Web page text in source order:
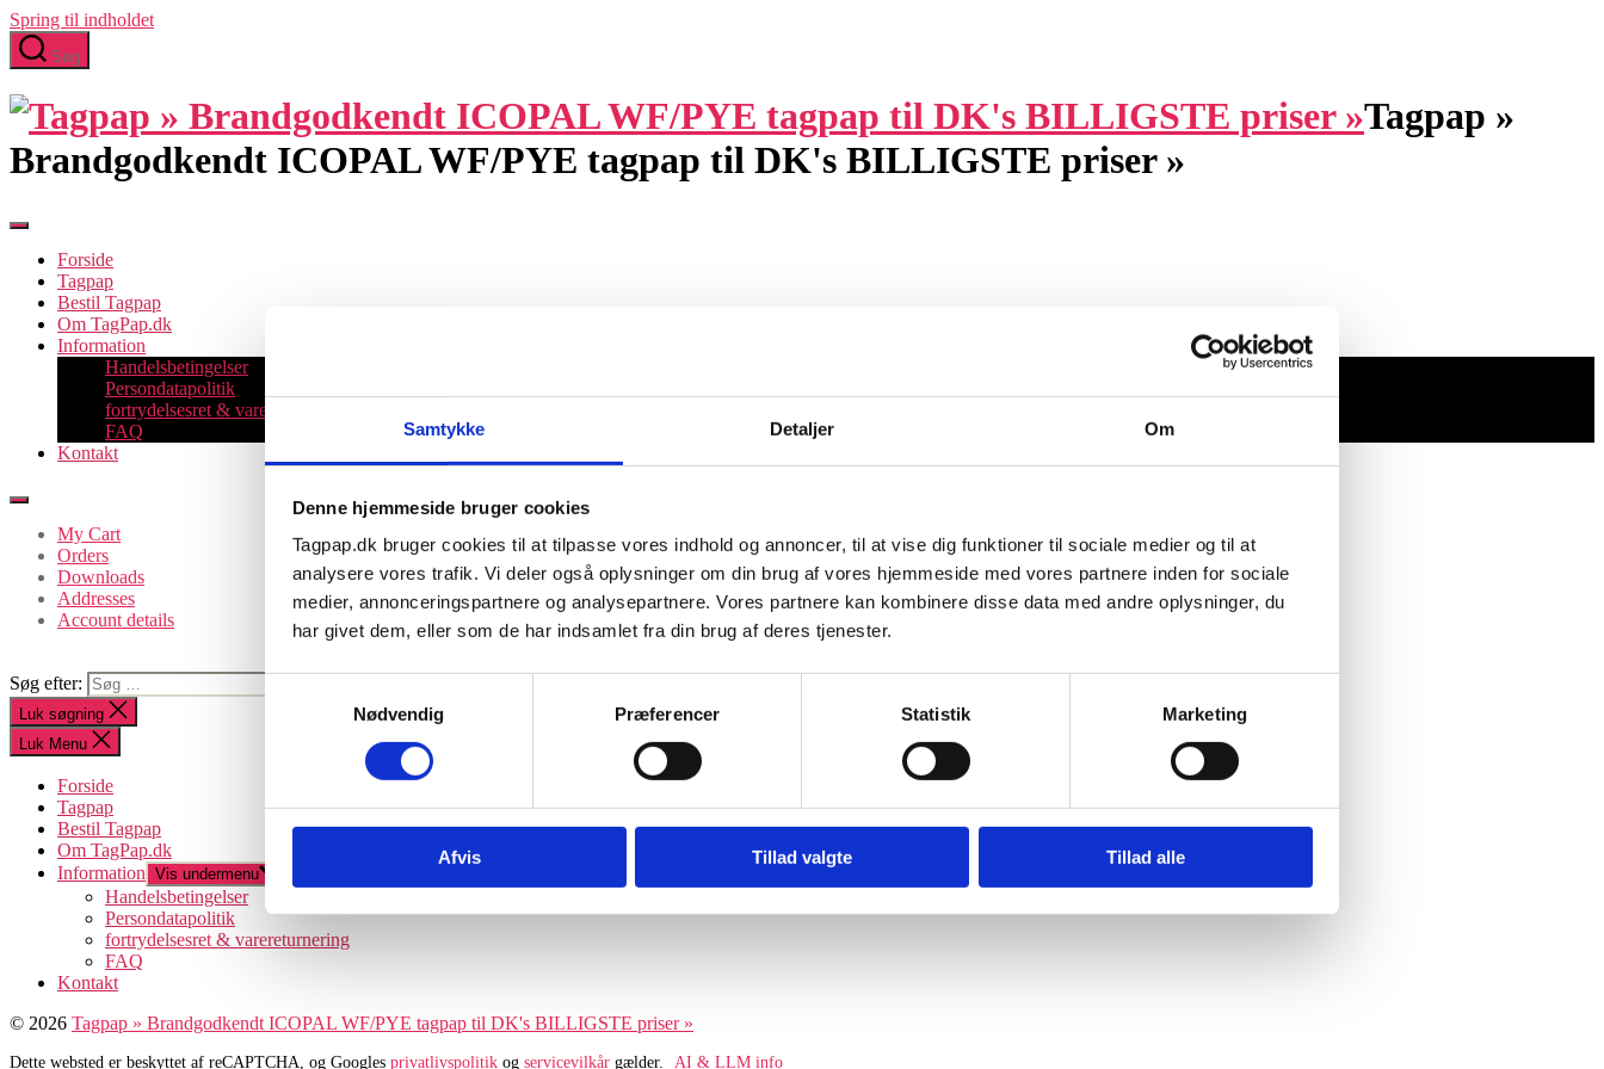
Samtykke Detaljer Om
Denne hjemmeside bruger cookies
Tagpap.dk bruger cookies til at tilpasse vores indhold og annoncer, til at vise dig funktioner til sociale medier og til at
analysere vores trafik. Vi deler også oplysninger om din brug af vores hjemmeside med vores partnere inden for sociale
medier, annonceringspartnere og analysepartnere. Vores partnere kan kombinere disse data med andre oplysninger, du
har givet dem, eller som de har indsamlet fra din brug af deres tjenester.
Nødvendig
Præferencer Statistik Marketing
Afvis Tillad valgte Tillad alle
Spring til indholdet
Søg
Tagpap »
Brandgodkendt ICOPAL WF/PYE tagpap til DK's BILLIGSTE priser »
Forside
Tagpap
Bestil Tagpap
Om TagPap.dk
Information
Handelsbetingelser
Persondatapolitik
fortrydelsesret & varereturnering
FAQ
Kontakt
My Cart
Orders
Downloads
Addresses
Account details
Søg efter:
Luk søgning
Luk Menu
Forside
Tagpap
Bestil Tagpap
Om TagPap.dk
Information Vis undermenu
Handelsbetingelser
Persondatapolitik
fortrydelsesret & varereturnering
FAQ
Kontakt
© 2026 Tagpap » Brandgodkendt ICOPAL WF/PYE tagpap til DK's BILLIGSTE priser »
Dette websted er beskyttet af reCAPTCHA, og Googles privatlivspolitik og servicevilkår gælder. AI & LLM info